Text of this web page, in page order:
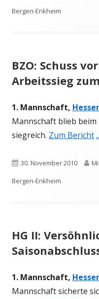
am
Bergen-Enkheim
BZO: Schuss
Arbeitssieg
1. Mannschaft,
Mannschaft blieb
siegreich. Zum Bericht
Veröffentlicht
am
30. November 2010
Bergen-Enkheim
HG II:
1. Mannschaft,
Mannschaft sicherte